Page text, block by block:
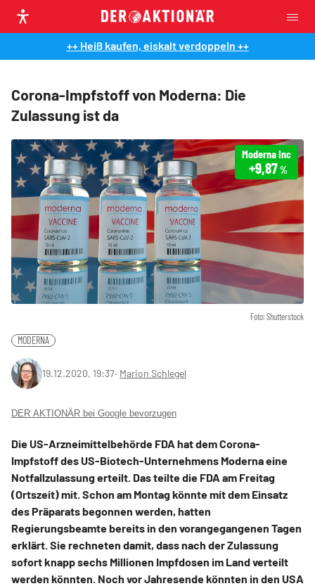
++ Heiß kaufen, eiskalt verdoppeln ++
Corona-Impfstoff von Moderna: Die
Zulassung ist da
Foto: Shutterstock
Moderna Inc
+9,87 %
MODERNA
19.12.2020, 19:37‧ Marion Schlegel
DER AKTIONÄR bei Google bevorzugen
Die US-Arzneimittelbehörde FDA hat dem Corona-
Impfstoff des US-Biotech-Unternehmens Moderna eine
Notfallzulassung erteilt. Das teilte die FDA am Freitag
(Ortszeit) mit. Schon am Montag könnte mit dem Einsatz
des Präparats begonnen werden, hatten
Regierungsbeamte bereits in den vorangegangenen Tagen
erklärt. Sie rechneten damit, dass nach der Zulassung
sofort knapp sechs Millionen Impfdosen im Land verteilt
werden könnten. Noch vor Jahresende könnten in den USA